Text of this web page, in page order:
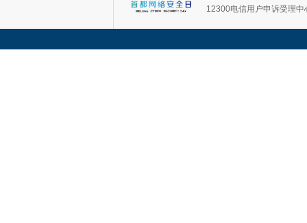
12300电信用户申诉受理中